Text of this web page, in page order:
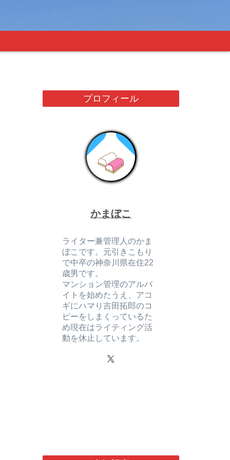
プロフィール
かまぼこ
ライター兼管理人のかま
ぼこです。元引きこもり
で中卒の神奈川県在住22
歳男です。
マンション管理のアルバ
イトを始めたうえ、アコ
ギにハマり吉田拓郎のコ
ピーをしまくっているた
め現在はライティング活
動を休止しています。